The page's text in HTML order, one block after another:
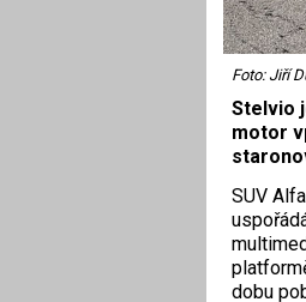
Foto: Jiří
Stelvio
motor
SUV
dobu